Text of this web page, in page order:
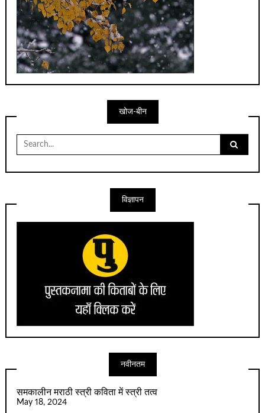
खोज-बीन
Search
for:
विज्ञापन
नवीनतम
समकालीन मराठी स्त्री कविता में स्त्री तत्व
May 18, 2024